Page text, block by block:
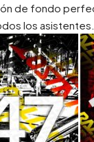
de fondo
los asistentes.